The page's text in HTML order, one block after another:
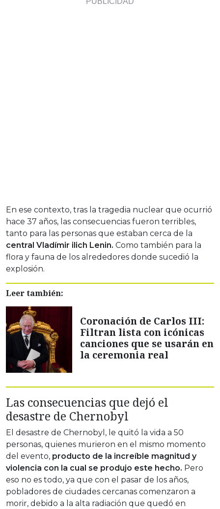
En ese contexto, tras la tragedia nuclear que ocurrió
hace 37 años, las consecuencias fueron terribles,
tanto para las personas que estaban cerca de la
central Vladímir ilich Lenin. Como también para la
flora y fauna de los alrededores donde sucedió la
explosión.
Leer también:
Coronación de Carlos III:
Filtran lista con icónicas
canciones que se usarán en
la ceremonia real
Las consecuencias que dejó el
desastre de Chernobyl
El desastre de Chernobyl, le quitó la vida a 50
personas, quienes murieron en el mismo momento
del evento, producto de la increíble magnitud y
violencia con la cual se produjo este hecho. Pero
eso no es todo, ya que con el pasar de los años,
pobladores de ciudades cercanas comenzaron a
morir, debido a la alta radiación que quedó en